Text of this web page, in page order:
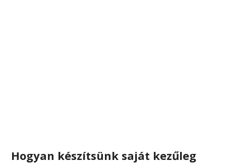
Hogyan készítsünk saját kezűleg